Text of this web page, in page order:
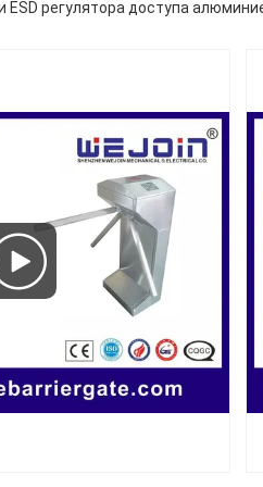
ESD регулятора доступа